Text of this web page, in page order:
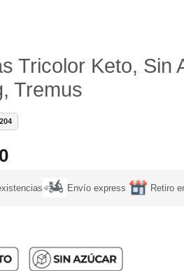
Tricolor Keto, Sin
Tremus
Envío express Retiro